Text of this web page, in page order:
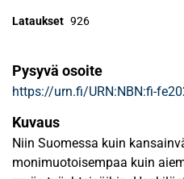
Lataukset 926
Pysyvä osoite
https://urn.fi/URN:NBN:fi-
Kuvaus
Niin Suomessa kuin
monimuotoisempaa kuin